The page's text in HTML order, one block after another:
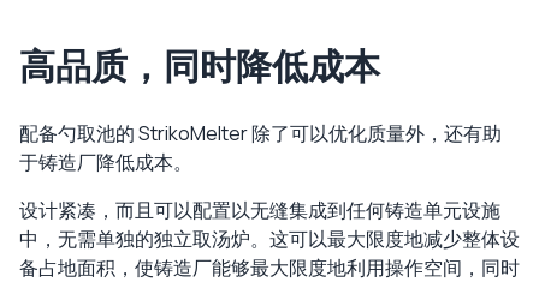
高品质，同时降低成本
配备勺取池的 StrikoMelter 除了可以优化质量外，还有助
于铸造厂降低成本。
设计紧凑，而且可以配置以无缝集成到任何铸造单元设施
中，无需单独的独立取汤炉。这可以最大限度地减少整体设
备占地面积，使铸造厂能够最大限度地利用操作空间，同时